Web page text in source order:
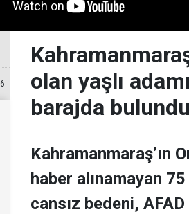
olan yaşlı
barajda bulundu
Kahramanmaraş’ın
haber alınamayan
cansız bedeni,